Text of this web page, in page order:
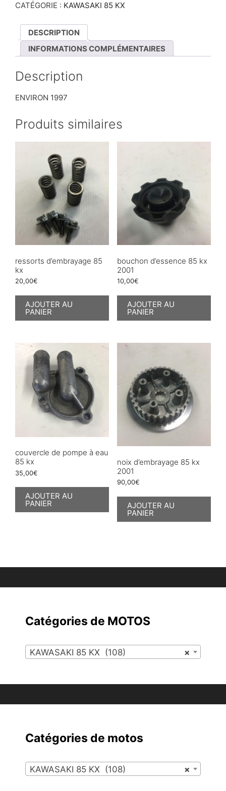
KX
CATÉGORIE : KAWASAKI 85 KX
DESCRIPTION
INFORMATIONS COMPLÉMENTAIRES
Description
ENVIRON 1997
Produits similaires
ressorts d’embrayage 85
kx
20,00€
AJOUTER AU
PANIER
bouchon d’essence 85 kx
2001
10,00€
AJOUTER AU
PANIER
couvercle de pompe à eau
85 kx
35,00€
AJOUTER AU
PANIER
noix d’embrayage 85 kx
2001
90,00€
AJOUTER AU
PANIER
Catégories de MOTOS
×
KAWASAKI 85 KX (108)
Catégories de motos
×
KAWASAKI 85 KX (108)